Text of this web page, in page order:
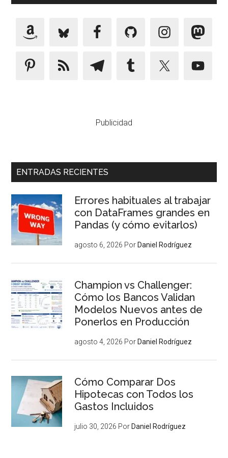
Publicidad
ENTRADAS RECIENTES
Errores habituales al trabajar
con DataFrames grandes en
Pandas (y cómo evitarlos)
agosto 6, 2026 Por Daniel Rodríguez
Champion vs Challenger:
Cómo los Bancos Validan
Modelos Nuevos antes de
Ponerlos en Producción
agosto 4, 2026 Por Daniel Rodríguez
Cómo Comparar Dos
Hipotecas con Todos los
Gastos Incluidos
julio 30, 2026 Por Daniel Rodríguez